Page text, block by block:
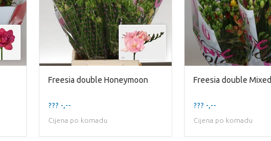
Freesia double Honeymoon
??? -,--
Cijena po komadu
Freesia double Mixed
??? -,--
Cijena po komadu